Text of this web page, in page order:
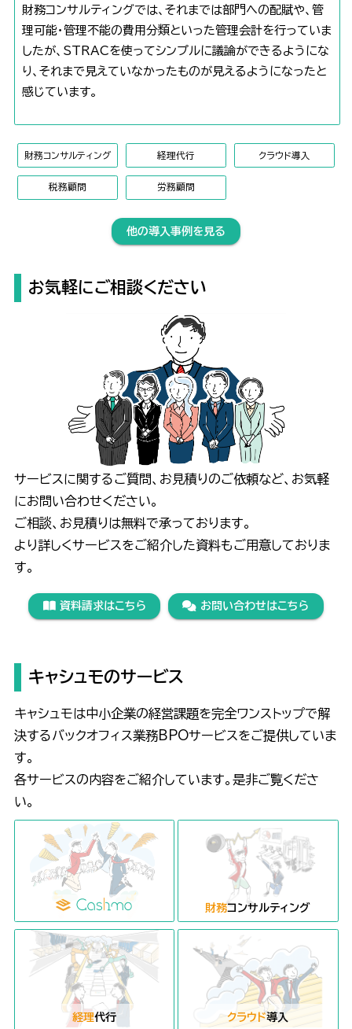
財務コンサルティングでは、それまでは部門への配賦や、管
理可能・管理不能の費用分類といった管理会計を行っていま
したが、STRACを使ってシンプルに議論ができるようにな
り、それまで見えていなかったものが見えるようになったと
感じています。
財務コンサルティング 経理代行 クラウド導入
税務顧問 労務顧問
他の導入事例を見る
お気軽にご相談ください
サービスに関するご質問、お見積りのご依頼など、お気軽
にお問い合わせください。
ご相談、お見積りは無料で承っております。
より詳しくサービスをご紹介した資料もご用意しておりま
す。
資料請求はこちら お問い合わせはこちら
キャシュモのサービス
キャシュモは中小企業の経営課題を完全ワンストップで解
決するバックオフィス業務BPOサービスをご提供していま
す。
各サービスの内容をご紹介しています。是非ご覧くださ
い。
財務コンサルティング
経理代行 クラウド導入